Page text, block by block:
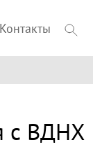
с ВДНХ